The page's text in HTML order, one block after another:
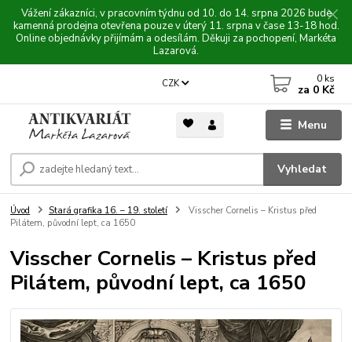
Vážení zákazníci, v pracovním týdnu od 10. do 14. srpna 2026 bude
kamenná prodejna otevřena pouze v úterý 11. srpna v čase 13-18 hod.
Online objednávky přijímám a odesílám. Děkuji za pochopení, Markéta
Lazarová.
Menu
CZK
Vyhledat
0 ks
za 0 Kč
Úvod Stará grafika 16. – 19. století
Visscher Cornelis – Kristus před
Pilátem, původní lept, ca 1650
Visscher Cornelis – Kristus před
Pilátem, původní lept, ca 1650